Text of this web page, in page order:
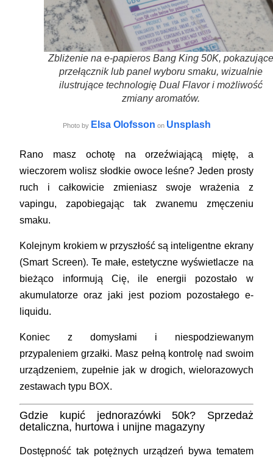
Zbliżenie na e-papieros Bang King 50K, pokazujące
przełącznik lub panel wyboru smaku, wizualnie
ilustrujące technologię Dual Flavor i możliwość
zmiany aromatów.
Photo by Elsa Olofsson on Unsplash
Rano masz ochotę na orzeźwiającą miętę, a
wieczorem wolisz słodkie owoce leśne? Jeden prosty
ruch i całkowicie zmieniasz swoje wrażenia z
vapingu, zapobiegając tak zwanemu zmęczeniu
smaku.
Kolejnym krokiem w przyszłość są inteligentne ekrany
(Smart Screen). Te małe, estetyczne wyświetlacze na
bieżąco informują Cię, ile energii pozostało w
akumulatorze oraz jaki jest poziom pozostałego e-
liquidu.
Koniec z domysłami i niespodziewanym
przypaleniem grzałki. Masz pełną kontrolę nad swoim
urządzeniem, zupełnie jak w drogich, wielorazowych
zestawach typu BOX.
Gdzie kupić jednorazówki 50k? Sprzedaż
detaliczna, hurtowa i unijne magazyny
Dostępność tak potężnych urządzeń bywa tematem